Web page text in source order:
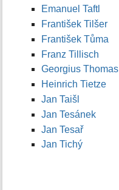
Emanuel Taftl
František Tilšer
František Tůma
Franz Tillisch
Georgius Thomas
Heinrich Tietze
Jan Taišl
Jan Tesánek
Jan Tesař
Jan Tichý